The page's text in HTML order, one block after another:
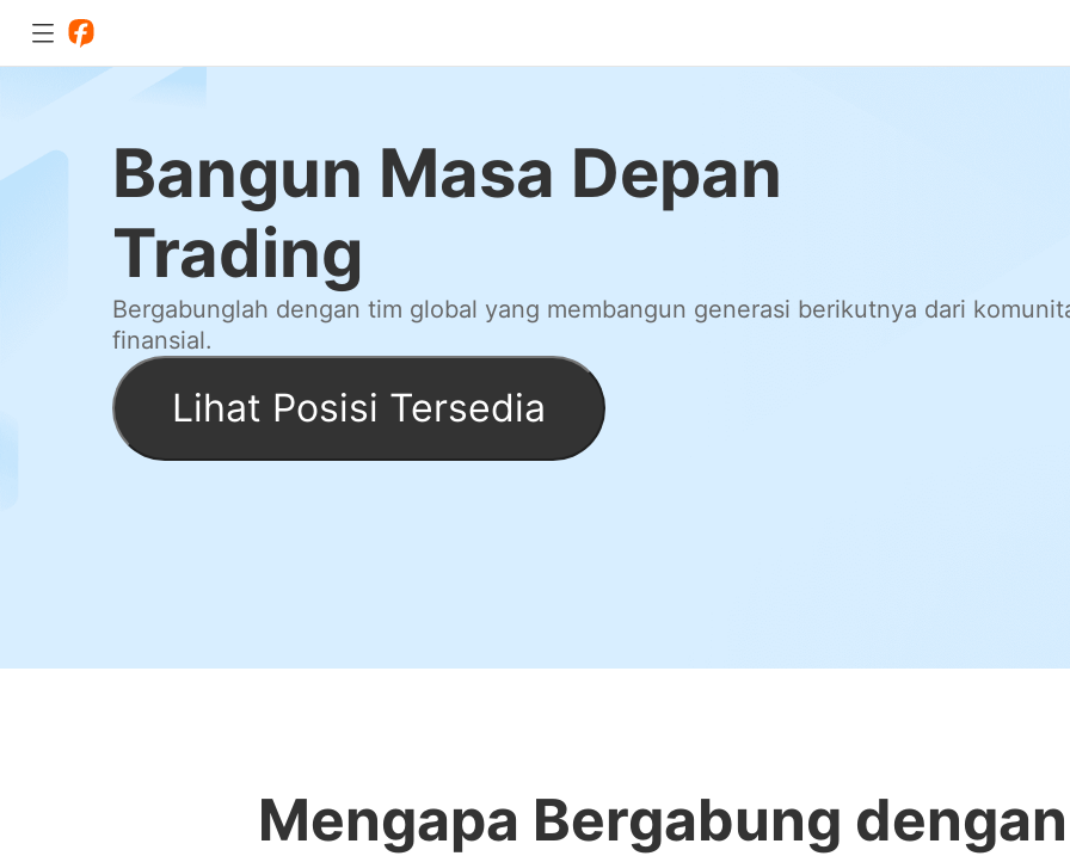
Bangun Masa Depan
Trading
Bergabunglah dengan tim global yang membangun generasi berikutnya dari
finansial.
Lihat Posisi Tersedia
Mengapa Bergabung